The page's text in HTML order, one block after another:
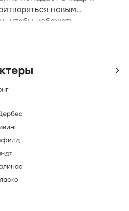
новым
чтобы избежать
Эта обманка
двух реальностей и
героям понять друг
Настоящим Чувством.
icon